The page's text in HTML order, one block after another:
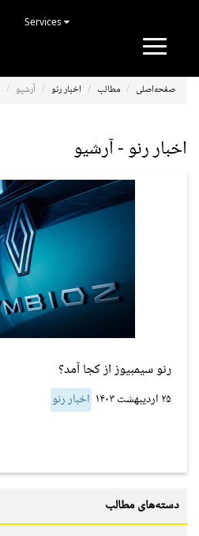
Toggle
صفحه‌اصلی مطالب اخبار رنو آرشیو
اخبار رنو - آرشیو
رنو سیمبیوز از کجا آمد؟
۲۵ اردیبهشت ۱۴۰۳ اخبار رنو
دسته‌های مطالب